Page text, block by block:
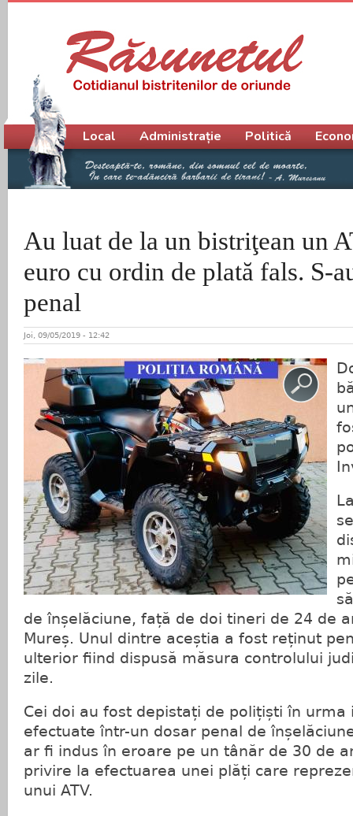
Au luat de la un bistriţean un
euro cu ordin de plată fals. S-
penal
Joi, 09/05/2019 - 12:42
de înșelăciune, față de doi tineri de 24 de
Mureș. Unul dintre aceștia a fost reținut
ulterior fiind dispusă măsura controlului
zile.
Cei doi au fost depistați de polițiști în urma
efectuate într-un dosar penal de
ar fi indus în eroare pe un tânăr de 30 de
privire la efectuarea unei plăți care
unui ATV.
Meniu principal
Local Administrație Politică